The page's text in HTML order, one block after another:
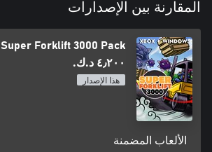
المقارنة بين الإصدارات
Super Forklift 3000 Pack
٤٫٢٠٠ د.ك.‏
هذا الإصدار
الألعاب المضمنة